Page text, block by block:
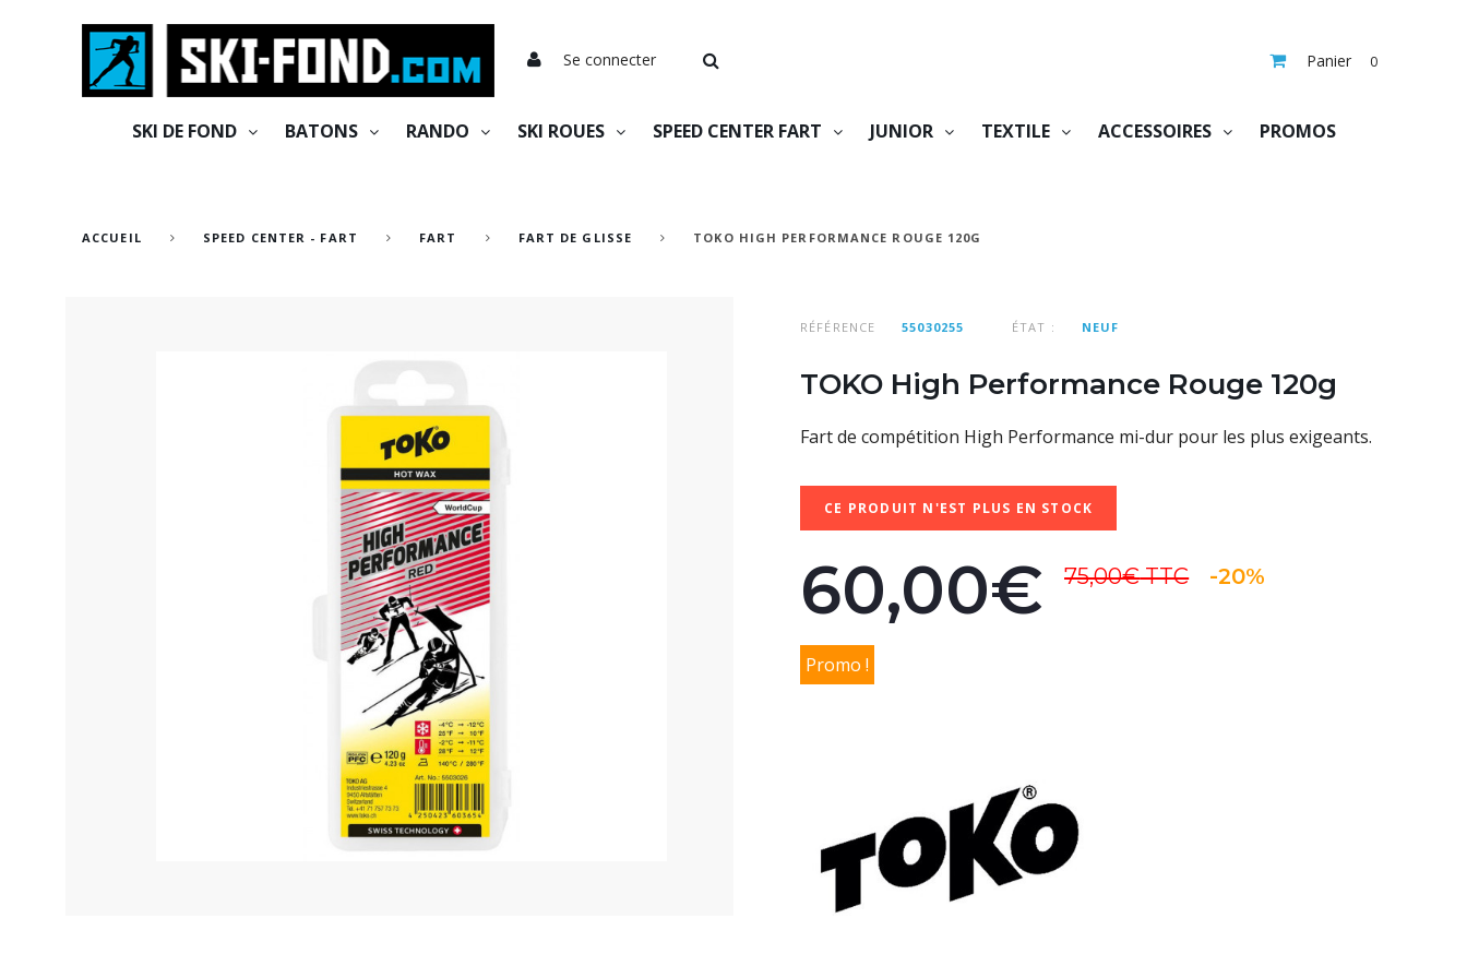
Se connecter Panier 0
SKI DE FOND BATONS RANDO SKI ROUES SPEED CENTER FART JUNIOR TEXTILE ACCESSOIRES PROMOS
ACCUEIL SPEED CENTER - FART FART FART DE GLISSE TOKO HIGH PERFORMANCE ROUGE 120G
RÉFÉRENCE 55030255 ÉTAT : NEUF
TOKO High Performance Rouge 120g
Fart de compétition High Performance mi-dur pour les plus exigeants.
CE PRODUIT N'EST PLUS EN STOCK
60,00€ 75,00€TTC -20%
Promo !